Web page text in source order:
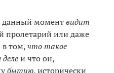
данный моментвидит
пролетарий или даже
в том,что такое
и что он,
бытию, исторически